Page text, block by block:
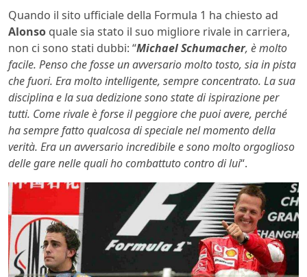
Quando il sito ufficiale della Formula 1 ha chiesto ad
Alonso quale sia stato il suo migliore rivale in carriera,
non ci sono stati dubbi: “Michael Schumacher, è molto
facile. Penso che fosse un avversario molto tosto, sia in pista
che fuori. Era molto intelligente, sempre concentrato. La sua
disciplina e la sua dedizione sono state di ispirazione per
tutti. Come rivale è forse il peggiore che puoi avere, perché
ha sempre fatto qualcosa di speciale nel momento della
verità. Era un avversario incredibile e sono molto orgoglioso
delle gare nelle quali ho combattuto contro di lui“.